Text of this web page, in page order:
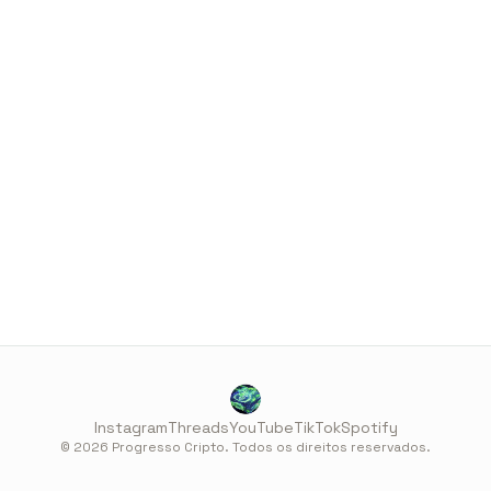
InstagramThreadsYouTubeTikTokSpotify
© 2026 Progresso Cripto. Todos os direitos reservados.